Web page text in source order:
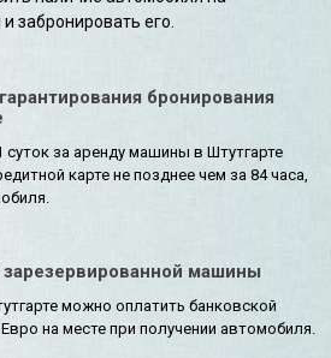
забронировать его.
бронирования
за аренду машины в Штутгарте
карте не позднее чем за 84 часа,
машины
можно оплатить банковской
на месте при получении автомобиля.